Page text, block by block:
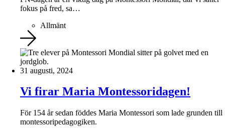
fokus på fred, sa…
Allmänt
31 augusti, 2024
Vi firar Maria Montessoridagen!
För 154 år sedan föddes Maria Montessori som lade grunden till
montessoripedagogiken.